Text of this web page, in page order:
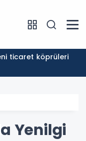
Yenilgi